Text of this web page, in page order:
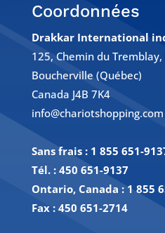
Coordonnées
Drakkar International
125, Chemin du
Boucherville (Québec)
Canada J4B 7K4
info@chariotshopping.com
Sans frais : 1 855 651-
Tél. : 450 651-9137
Ontario, Canada : 1 855
Fax : 450 651-2714